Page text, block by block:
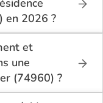
60 ans ou
ses conditions.
peuvent être
léger.
en 2026 ?
est possible à
d’aides telles
au logement),
communales
bien se
et
une
(74960) ?
à Cran-Gevrier